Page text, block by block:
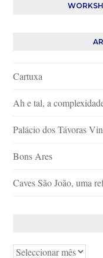
Cartuxa
Ah e tal, a
Palácio dos Távoras
Bons Ares
Caves São João, uma
Arquivo